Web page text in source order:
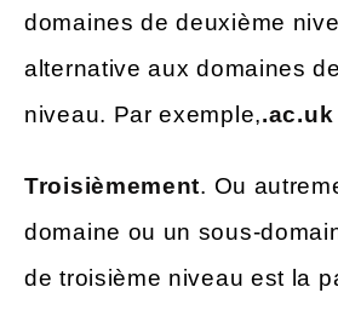
domaines de deuxième
alternative aux domaines
niveau. Par exemple,
Troisièmement. Ou
domaine ou un sous-
de troisième niveau est la